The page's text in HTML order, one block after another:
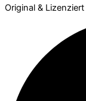
Original & Lizenziert